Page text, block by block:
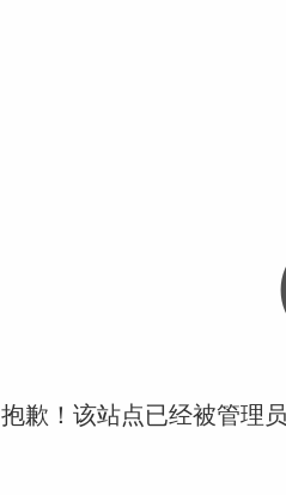
抱歉！该站点已经被管理